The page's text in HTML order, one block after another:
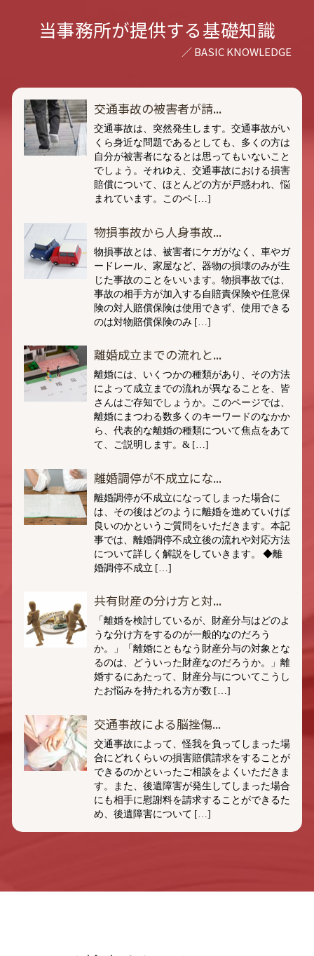
当事務所が提供する基礎知識
交通事故の被害者が請...
交通事故は、突然発生します。交通事故がい
くら身近な問題であるとしても、多くの方は
自分が被害者になるとは思ってもいないこと
でしょう。それゆえ、交通事故における損害
賠償について、ほとんどの方が戸惑われ、悩
まれています。このペ […]
物損事故から人身事故...
物損事故とは、被害者にケガがなく、車やガ
ードレール、家屋など、器物の損壊のみが生
じた事故のことをいいます。物損事故では、
事故の相手方が加入する自賠責保険や任意保
険の対人賠償保険は使用できず、使用できる
のは対物賠償保険のみ […]
離婚成立までの流れと...
離婚には、いくつかの種類があり、その方法
によって成立までの流れが異なることを、皆
さんはご存知でしょうか。このページでは、
離婚にまつわる数多くのキーワードのなかか
ら、代表的な離婚の種類について焦点をあて
て、ご説明します。& […]
離婚調停が不成立にな...
離婚調停が不成立になってしまった場合に
は、その後はどのように離婚を進めていけば
良いのかというご質問をいただきます。本記
事では、離婚調停不成立後の流れや対応方法
について詳しく解説をしていきます。 ◆離
婚調停不成立 […]
共有財産の分け方と対...
「離婚を検討しているが、財産分与はどのよ
うな分け方をするのが一般的なのだろう
か。」「離婚にともなう財産分与の対象とな
るのは、どういった財産なのだろうか。」離
婚するにあたって、財産分与についてこうし
たお悩みを持たれる方が数 […]
交通事故による脳挫傷...
交通事故によって、怪我を負ってしまった場
合にどれくらいの損害賠償請求をすることが
できるのかといったご相談をよくいただきま
す。また、後遺障害が発生してしまった場合
にも相手に慰謝料を請求することができるた
め、後遺障害について […]